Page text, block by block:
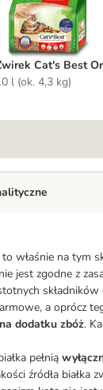
Cat's Best
l (ok. 4,3 kg)
właśnie na tym
jest zgodne z
a oprócz
dodatku zbóż.
pełnią
źródła białka